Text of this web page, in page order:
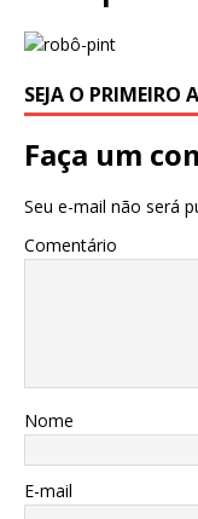
SEJA O PRIMEIRO
Faça um
Seu e-mail não será
Comentário
Nome
E-mail